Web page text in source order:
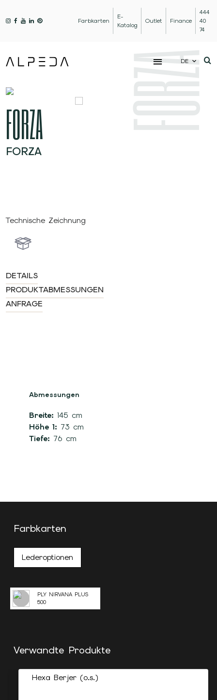
Farbkarten
E-
Katalog
Outlet Finance
444
40
74
DE
FORZA
FORZA
FORZA
Technische Zeichnung
DETAILS
PRODUKTABMESSUNGEN
ANFRAGE
Abmessungen
Breite: 145 cm
Höhe 1: 73 cm
Tiefe: 76 cm
Farbkarten
Lederoptionen
PLY NIRVANA PLUS
500
Verwandte Produkte
Hexa Berjer (o.s.)